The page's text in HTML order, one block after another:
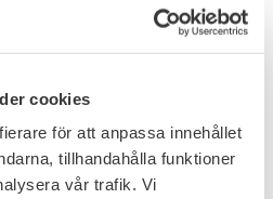
cookies
för att anpassa innehållet
tillhandahålla funktioner
vår trafik. Vi